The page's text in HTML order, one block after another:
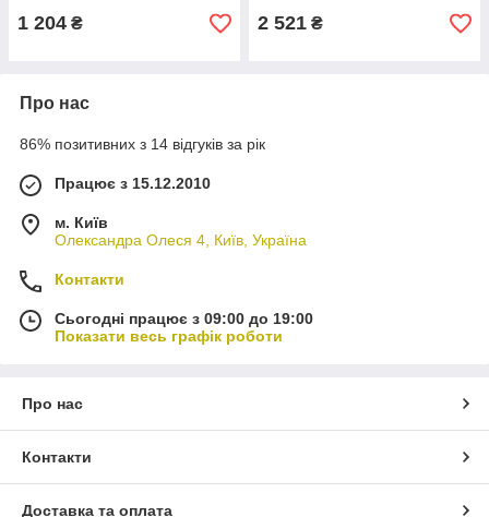
1 204 ₴ 2 521 ₴
Про нас
86% позитивних з 14 відгуків за рік
Працює з 15.12.2010
м. Київ
Олександра Олеся 4, Київ, Україна
Контакти
Сьогодні працює з 09:00 до 19:00
Показати весь графік роботи
Про нас
Контакти
Доставка та оплата